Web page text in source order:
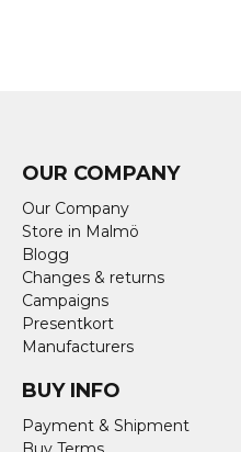
OUR COMPANY
Our Company
Store in Malmö
Blogg
Changes & returns
Campaigns
Presentkort
Manufacturers
BUY INFO
Payment & Shipment